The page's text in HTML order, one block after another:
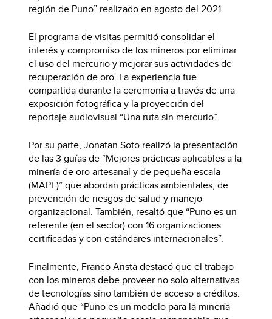
región de Puno” realizado en agosto del 2021.
El programa de visitas permitió consolidar el
interés y compromiso de los mineros por eliminar
el uso del mercurio y mejorar sus actividades de
recuperación de oro. La experiencia fue
compartida durante la ceremonia a través de una
exposición fotográfica y la proyección del
reportaje audiovisual “Una ruta sin mercurio”.
Por su parte, Jonatan Soto realizó la presentación
de las 3 guías de “Mejores prácticas aplicables a la
minería de oro artesanal y de pequeña escala
(MAPE)” que abordan prácticas ambientales, de
prevención de riesgos de salud y manejo
organizacional. También, resaltó que “Puno es un
referente (en el sector) con 16 organizaciones
certificadas y con estándares internacionales”.
Finalmente, Franco Arista destacó que el trabajo
con los mineros debe proveer no solo alternativas
de tecnologías sino también de acceso a créditos.
Añadió que “Puno es un modelo para la minería